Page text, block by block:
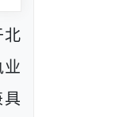
北